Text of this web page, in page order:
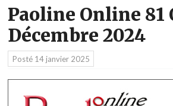
News
Ressources
Media
Paoline Online 81
Décembre 2024
Posté 14 janvier 2025